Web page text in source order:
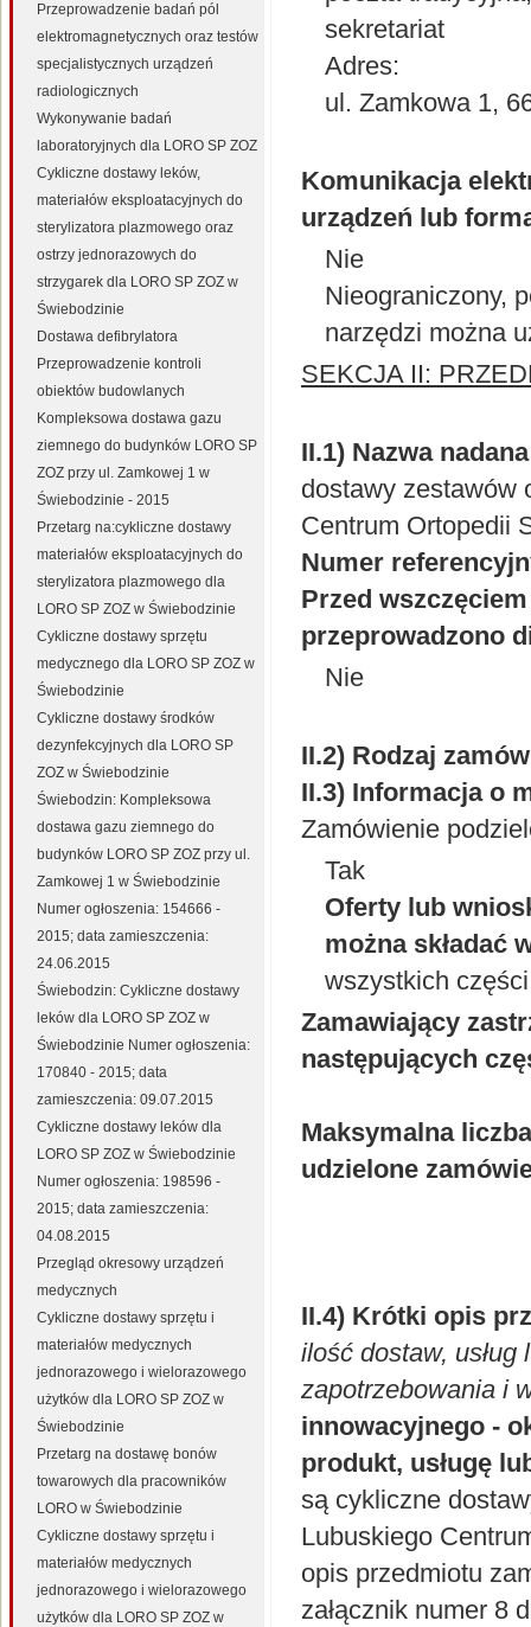
sekretariat
Adres:
ul. Zamkowa 1,
Komunikacja
urządzeń lub
Nie
Nieograniczony,
narzędzi można
SEKCJA II:
II.1) Nazwa
dostawy zestawów
Centrum Ortopedii
Numer
Przed
przeprowadzono
Nie
II.2) Rodzaj
II.3) Informacja o
Zamówienie
Tak
Oferty lub
można składać
wszystkich części
Zamawiający
następujących
Maksymalna
udzielone
II.4) Krótki opis
ilość dostaw,
zapotrzebowania i
innowacyjnego -
produkt, usługę
są cykliczne
Lubuskiego
opis przedmiotu
załącznik numer 8
Przeprowadzenie badań pól
elektromagnetycznych oraz testów
specjalistycznych urządzeń
radiologicznych
Wykonywanie badań
laboratoryjnych dla LORO SP ZOZ
Cykliczne dostawy leków,
materiałów eksploatacyjnych do
sterylizatora plazmowego oraz
ostrzy jednorazowych do
strzygarek dla LORO SP ZOZ w
Świebodzinie
Dostawa defibrylatora
Przeprowadzenie kontroli
obiektów budowlanych
Kompleksowa dostawa gazu
ziemnego do budynków LORO SP
ZOZ przy ul. Zamkowej 1 w
Świebodzinie - 2015
Przetarg na:cykliczne dostawy
materiałów eksploatacyjnych do
sterylizatora plazmowego dla
LORO SP ZOZ w Świebodzinie
Cykliczne dostawy sprzętu
medycznego dla LORO SP ZOZ w
Świebodzinie
Cykliczne dostawy środków
dezynfekcyjnych dla LORO SP
ZOZ w Świebodzinie
Świebodzin: Kompleksowa
dostawa gazu ziemnego do
budynków LORO SP ZOZ przy ul.
Zamkowej 1 w Świebodzinie
Numer ogłoszenia: 154666 -
2015; data zamieszczenia:
24.06.2015
Świebodzin: Cykliczne dostawy
leków dla LORO SP ZOZ w
Świebodzinie Numer ogłoszenia:
170840 - 2015; data
zamieszczenia: 09.07.2015
Cykliczne dostawy leków dla
LORO SP ZOZ w Świebodzinie
Numer ogłoszenia: 198596 -
2015; data zamieszczenia:
04.08.2015
Przegląd okresowy urządzeń
medycznych
Cykliczne dostawy sprzętu i
materiałów medycznych
jednorazowego i wielorazowego
użytków dla LORO SP ZOZ w
Świebodzinie
Przetarg na dostawę bonów
towarowych dla pracowników
LORO w Świebodzinie
Cykliczne dostawy sprzętu i
materiałów medycznych
jednorazowego i wielorazowego
użytków dla LORO SP ZOZ w